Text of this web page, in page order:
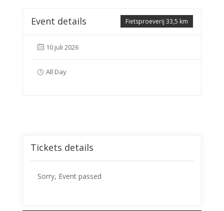
Fietsproeverij 33,5 km
Event details
10 juli 2026
All Day
Tickets details
Sorry, Event passed